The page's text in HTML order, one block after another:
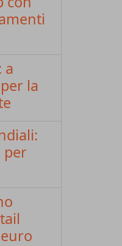
a
la
per